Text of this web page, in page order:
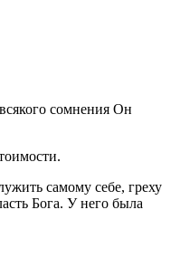
сомнения Он
самому себе, греху
Бога. У него была